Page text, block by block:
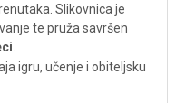
Slikovnica je
te pruža savršen
igru, učenje i obiteljsku